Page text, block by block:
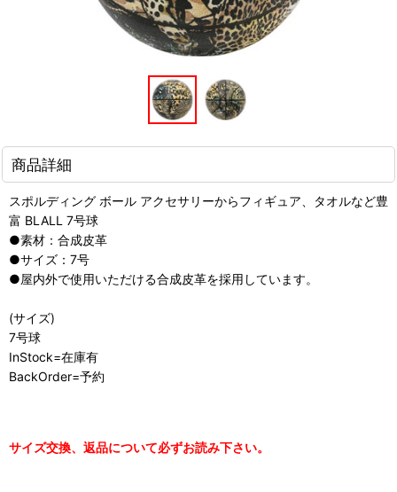
商品詳細
スポルディング ボール アクセサリーからフィギュア、タオルなど豊
富 BLALL 7号球
●素材：合成皮革
●サイズ：7号
●屋内外で使用いただける合成皮革を採用しています。
(サイズ)
7号球
InStock=在庫有
BackOrder=予約
サイズ交換、返品について必ずお読み下さい。